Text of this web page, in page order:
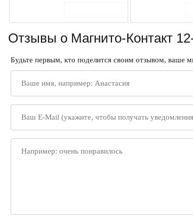
Отзывы о Магнито-Контакт
Будьте первым, кто поделится своим отзывом, ваше